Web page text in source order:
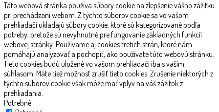
Táto webová stránka používa súbory cookie na zlepšenie vášho zážitku
pri prechádzaní webom. Z týchto súborov cookie sa vo vašom
prehliadači ukladajú súbory cookie, ktoré sú kategorizované podľa
potreby, pretože sú nevyhnutné pre fungovanie základných funkcií
webovej stránky. Používame aj cookies tretích strán, ktoré nám
pomáhajú analyzovať a pochopiť, ako používate túto webovú stránku.
Tieto cookies budú uložené vo vašom prehliadači iba s vaším
súhlasom. Máte tiež možnosť zrušiť tieto cookies. Zrušenie niektorých z
týchto súborov cookie však môže mať vplyv na váš zážitok z
prehliadania.
Potrebné